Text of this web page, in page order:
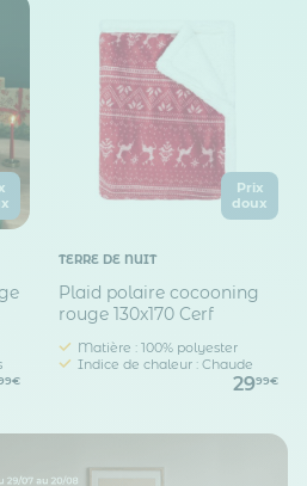
Prix
doux
TERRE DE NUIT
Plaid polaire cocooning
rouge 130x170 Cerf
Matière : 100% polyester
Indice de chaleur : Chaude
2999€